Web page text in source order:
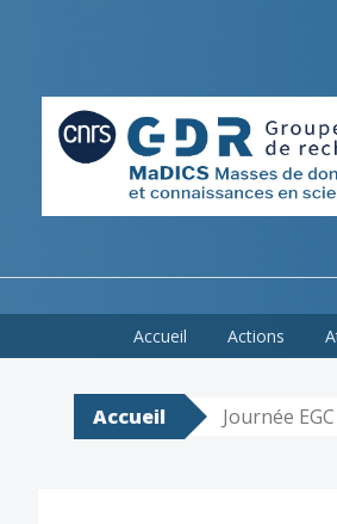
to
Accueil Actions
Accueil Journée